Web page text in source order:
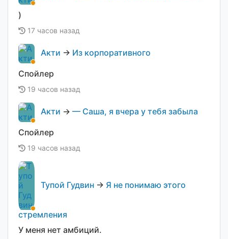
)
17 часов назад
Акти → Из корпоративного
Спойлер
19 часов назад
Акти → — Саша, я вчера у тебя забыла
Спойлер
19 часов назад
Тупой Гудвин → Я не понимаю этого
стремления
У меня нет амбиций.